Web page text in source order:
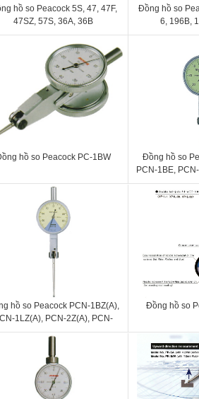
hồ so Peacock 5S, 47, 47F,
47SZ, 57S, 36A, 36B
Đồng hồ so
6, 196B,
hồ so Peacock PC-1BW
Đồng hồ so
PCN-1BE,
1AE, PC-
hồ so Peacock PCN-1BZ(A),
1LZ(A), PCN-2Z(A), PCN-
PCN-1LZ(B), PCN-2Z(B)
Đồng hồ so